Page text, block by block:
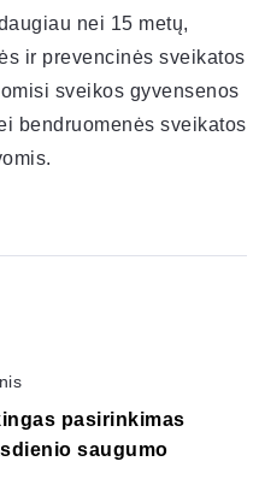
nei 15 metų,
ir prevencinės sveikatos
sveikos gyvensenos
bendruomenės sveikatos
pasirinkimas
saugumo